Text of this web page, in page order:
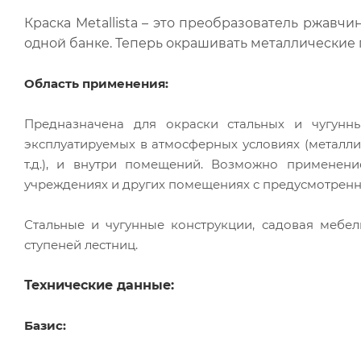
Краска Metallista – это преобразователь
одной банке. Теперь окрашивать
Область применения:
Предназначена для окраски стальных и
эксплуатируемых в атмосферных условиях
т.д.), и внутри помещений. Возможно
учреждениях и других помещениях с
Стальные и чугунные конструкции, садовая
ступеней лестниц.
Технические данные:
Базис: